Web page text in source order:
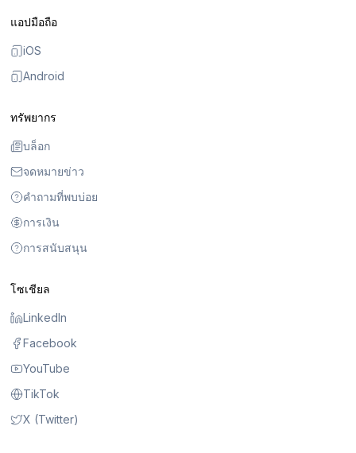
แอปมือถือ
iOS
Android
ทรัพยากร
บล็อก
จดหมายข่าว
คำถามที่พบบ่อย
การเงิน
การสนับสนุน
โซเชียล
LinkedIn
Facebook
YouTube
TikTok
X (Twitter)